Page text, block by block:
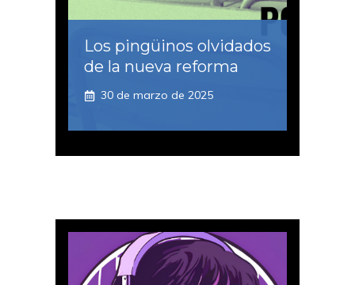
Los pingüinos olvidados
de la nueva reforma
30 de marzo de 2025